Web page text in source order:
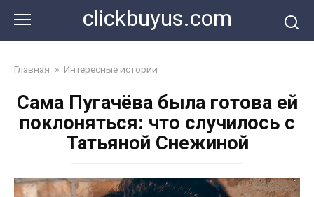
контенту
clickbuyus.com
Главная » Интересные истории
Сама Пугачёва была готова ей
поклоняться: что случилось с
Татьяной Снежиной